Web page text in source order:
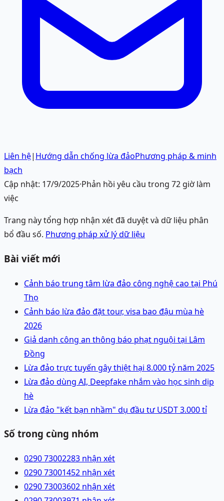
Liên hệ| Hướng dẫn chống lừa đảoPhương pháp & minh
bạch
Cập nhật: 17/9/2025·Phản hồi yêu cầu trong 72 giờ làm
việc
Trang này tổng hợp nhận xét đã duyệt và dữ liệu phân
bổ đầu số. Phương pháp xử lý dữ liệu
Bài viết mới
Cảnh báo trung tâm lừa đảo công nghệ cao tại Phú
Thọ
Cảnh báo lừa đảo đặt tour, visa bao đậu mùa hè
2026
Giả danh công an thông báo phạt nguội tại Lâm
Đồng
Lừa đảo trực tuyến gây thiệt hại 8.000 tỷ năm 2025
Lừa đảo dùng AI, Deepfake nhắm vào học sinh dịp
hè
Lừa đảo "kết bạn nhầm" dụ đầu tư USDT 3.000 tỉ
Số trong cùng nhóm
0290 73002283 nhận xét
0290 73001452 nhận xét
0290 73003602 nhận xét